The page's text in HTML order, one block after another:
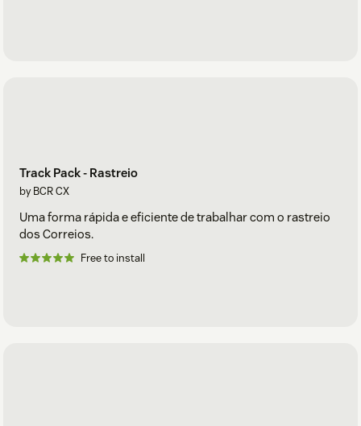
Track Pack - Rastreio
by BCR CX
Uma forma rápida e eficiente de trabalhar com o rastreio
dos Correios.
Free to install